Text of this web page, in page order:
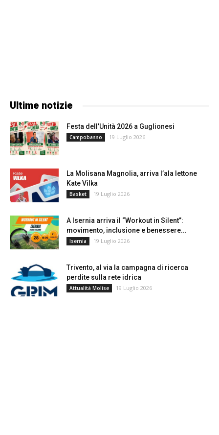
Ultime notizie
Festa dell’Unità 2026 a Guglionesi
Campobasso 19 Luglio 2026
La Molisana Magnolia, arriva l’ala lettone
Kate Vilka
Basket 19 Luglio 2026
A Isernia arriva il “Workout in Silent”:
movimento, inclusione e benessere...
Isernia 19 Luglio 2026
Trivento, al via la campagna di ricerca
perdite sulla rete idrica
Attualità Molise 19 Luglio 2026